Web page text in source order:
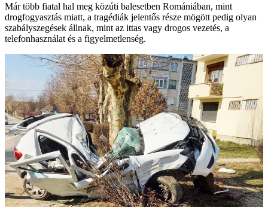
Már több fiatal hal meg közúti balesetben Romániában, mint
drogfogyasztás miatt, a tragédiák jelentős része mögött pedig olyan
szabályszegések állnak, mint az ittas vagy drogos vezetés, a
telefonhasználat és a figyelmetlenség.